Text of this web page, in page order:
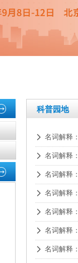
科普园地
넲 名词解释
넲 名词解释
넲 名词解释
넲 名词解释
넲 名词解释
넲 名词解释
넲 名词解释